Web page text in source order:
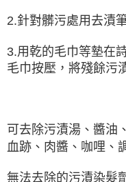
2.針對髒污處用去漬
3.用乾的毛巾等墊在
毛巾按壓，將殘餘污
可去除污漬湯、醬油
血跡、肉醬、咖哩、
無法去除的污漬染髮